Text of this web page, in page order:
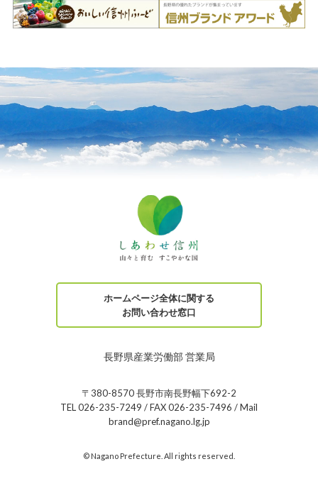
ホームページ全体に関する
お問い合わせ窓口
長野県産業労働部 営業局
〒380-8570 長野市南長野幅下692-2
TEL 026-235-7249 / FAX 026-235-7496 / Mail
brand@pref.nagano.lg.jp
© Nagano Prefecture. All rights reserved.